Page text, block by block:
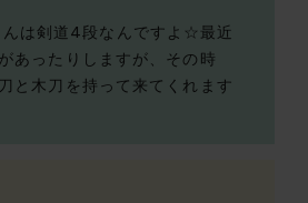
は剣道4段なんですよ☆最近
あったりしますが、その時
と木刀を持って来てくれます